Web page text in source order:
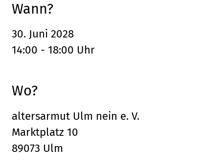
Wann?
30. Juni 2028
14:00 - 18:00 Uhr
Wo?
altersarmut Ulm nein e. V.
Marktplatz 10
89073 Ulm